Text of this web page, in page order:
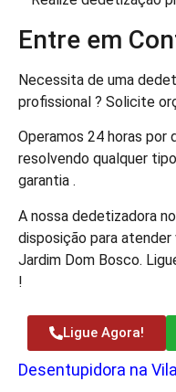
Entre em
Necessita de uma
profissional ? Solicite
Operamos 24 horas por
resolvendo qualquer
garantia .
A nossa dedetizadora
disposição para
Jardim Dom Bosco.
!
Ligue Agora!
Desentupidora na